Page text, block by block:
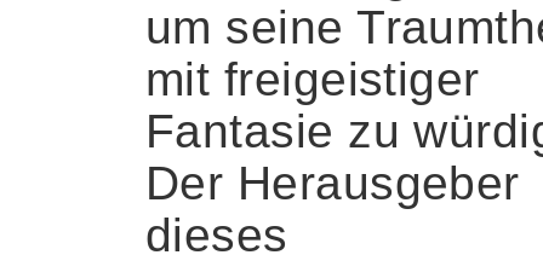
um seine
mit freigeistiger
Fantasie zu
Der Herausgeber
dieses